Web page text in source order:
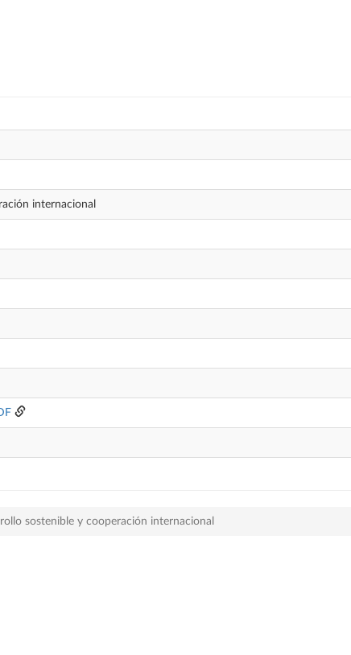
internacional
sostenible y cooperación internacional